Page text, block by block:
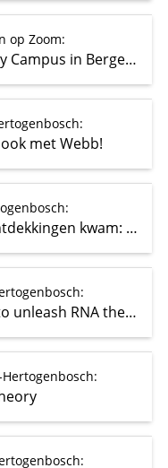
op Zoom:
Excursie naar Green Chemistry Campus in Bergen op Zoom
:
met Webb!
:
Hoe Gregor Mendel tot zijn ontdekkingen kwam: nieuwe bronnen en inzichten
:
Engineering nanotechnology to unleash RNA therapeutics’ full potential
:
: